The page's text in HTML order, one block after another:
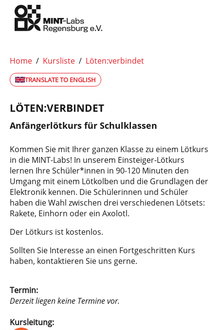
Home / Kursliste / Löten:verbindet
TRANSLATE TO ENGLISH
LÖTEN:VERBINDET
Anfängerlötkurs für Schulklassen
Kommen Sie mit Ihrer ganzen Klasse zu einem Lötkurs
in die MINT-Labs! In unserem Einsteiger-Lötkurs
lernen Ihre Schüler*innen in 90-120 Minuten den
Umgang mit einem Lötkolben und die Grundlagen der
Elektronik kennen. Die Schülerinnen und Schüler
haben die Wahl zwischen drei verschiedenen Lötsets:
Rakete, Einhorn oder ein Axolotl.
Der Lötkurs ist kostenlos.
Sollten Sie Interesse an einen Fortgeschritten Kurs
haben, kontaktieren Sie uns gerne.
Termin:
Derzeit liegen keine Termine vor.
Kursleitung: